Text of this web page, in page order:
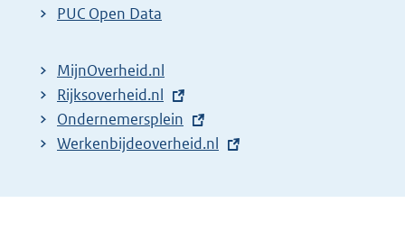
PUC Open Data
MijnOverheid.nl
E
x
t
r
Rijksoverheid.nl
E
x
e
Ondernemersplein
E
t
Werkenbijdeoverheid.nl